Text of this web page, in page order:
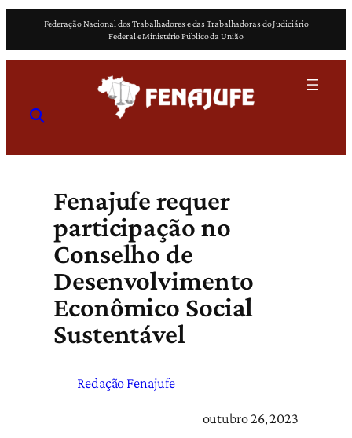
o
Federação Nacional dos Trabalhadores e das Trabalhadoras do Judiciário
Federal e Ministério Público da União
Fenajufe requer
participação no
Conselho de
Desenvolvimento
Econômico Social
Sustentável
Redação Fenajufe
outubro 26, 2023